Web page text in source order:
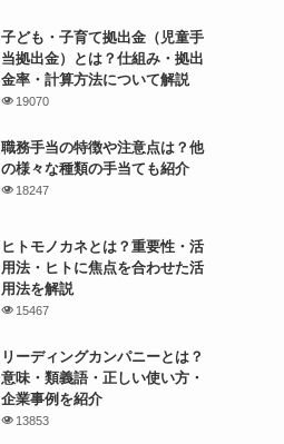
子ども・子育て拠出金（児童手
当拠出金）とは？仕組み・拠出
金率・計算方法について解説
19070
職務手当の特徴や注意点は？他
の様々な種類の手当ても紹介
18247
ヒトモノカネとは？重要性・活
用法・ヒトに焦点を合わせた活
用法を解説
15467
リーディングカンパニーとは？
意味・類義語・正しい使い方・
企業事例を紹介
13853